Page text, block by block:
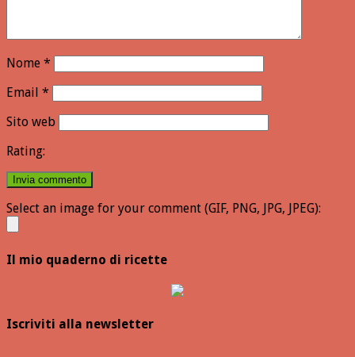
Nome *
Email *
Sito web
Rating:
Select an image for your comment (GIF, PNG, JPG, JPEG):
Il mio quaderno di ricette
Iscriviti alla newsletter